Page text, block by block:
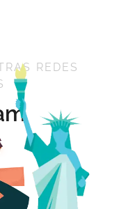
REDES